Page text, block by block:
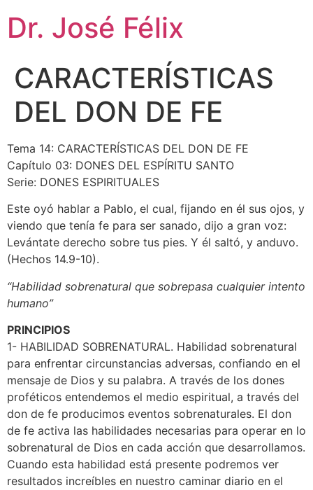
Dr. José Félix
CARACTERÍSTICAS
DEL DON DE FE
Tema 14: CARACTERÍSTICAS DEL DON DE FE
Capítulo 03: DONES DEL ESPÍRITU SANTO
Serie: DONES ESPIRITUALES
Este oyó hablar a Pablo, el cual, fijando en él sus ojos, y
viendo que tenía fe para ser sanado, dijo a gran voz:
Levántate derecho sobre tus pies. Y él saltó, y anduvo.
(Hechos 14.9-10).
“Habilidad sobrenatural que sobrepasa cualquier intento
humano”
PRINCIPIOS
1- HABILIDAD SOBRENATURAL. Habilidad sobrenatural
para enfrentar circunstancias adversas, confiando en el
mensaje de Dios y su palabra. A través de los dones
proféticos entendemos el medio espiritual, a través del
don de fe producimos eventos sobrenaturales. El don
de fe activa las habilidades necesarias para operar en lo
sobrenatural de Dios en cada acción que desarrollamos.
Cuando esta habilidad está presente podremos ver
resultados increíbles en nuestro caminar diario en el